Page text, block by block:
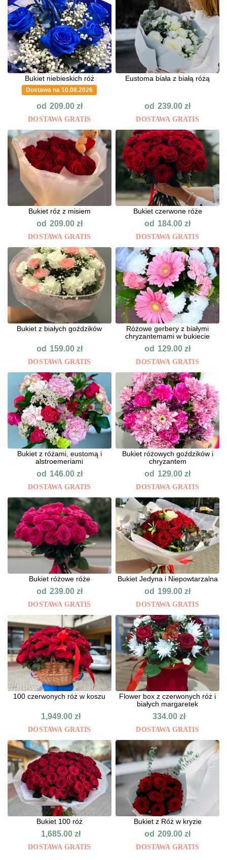
Bukiet niebieskich róż
Dostawa na 10.08.2026
od 209.00 zł
DOSTAWA GRATIS
Eustoma biała z białą różą
od 239.00zł
DOSTAWA GRATIS
Bukiet róz z misiem
od 209.00 zł
DOSTAWA GRATIS
Bukiet czerwone róże
od 184.00zł
DOSTAWA GRATIS
Bukiet z białych goździków
od 159.00 zł
DOSTAWA GRATIS
Różowe gerbery z białymi
chryzantemami w bukiecie
od 129.00zł
DOSTAWA GRATIS
Bukiet z różami, eustomą i
alstroemeriami
od 146.00 zł
DOSTAWA GRATIS
Bukiet różowych goździków i
chryzantem
od 129.00zł
DOSTAWA GRATIS
Bukiet różowe róże
od 239.00 zł
DOSTAWA GRATIS
Bukiet Jedyna i Niepowtarzalna
od 199.00zł
DOSTAWA GRATIS
100 czerwonych róż w koszu
1,949.00zł
DOSTAWA GRATIS
Flower box z czerwonych róż i
białych margaretek
334.00zł
DOSTAWA GRATIS
Bukiet 100 róż
1,685.00zł
DOSTAWA GRATIS
Bukiet z Róż w kryzie
od 209.00zł
DOSTAWA GRATIS